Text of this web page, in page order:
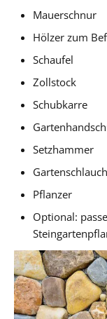
Mauerschnur
Hölzer zum
Schaufel
Zollstock
Schubkarre
Setzhammer
Pflanzer
Optional: